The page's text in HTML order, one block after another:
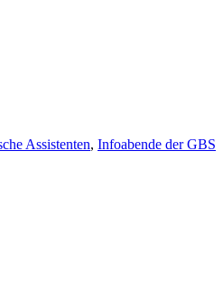
Assistenten, Infoabende der GBS